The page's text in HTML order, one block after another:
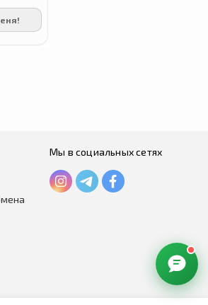
Мы в социальных сетях